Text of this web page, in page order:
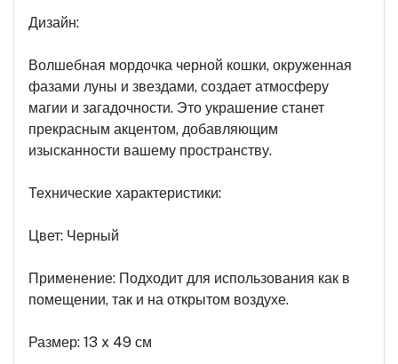
Дизайн:
Волшебная мордочка черной кошки, окруженная
фазами луны и звездами, создает атмосферу
магии и загадочности. Это украшение станет
прекрасным акцентом, добавляющим
изысканности вашему пространству.
Технические характеристики:
Цвет: Черный
Применение: Подходит для использования как в
помещении, так и на открытом воздухе.
Размер: 13 x 49 см